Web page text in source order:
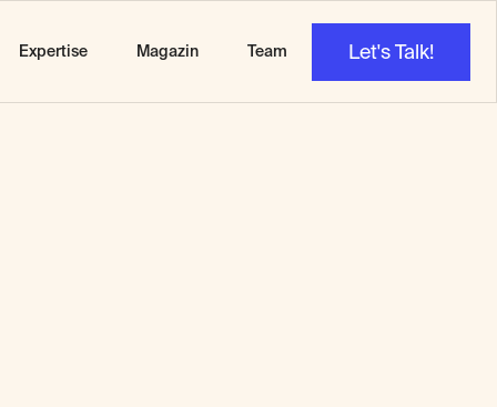
Expertise Magazin Team Let's Talk!